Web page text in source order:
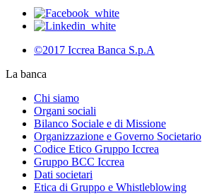
©2017 Iccrea Banca S.p.A
La banca
Chi siamo
Organi sociali
Bilanco Sociale e di Missione
Organizzazione e Governo Societario
Codice Etico Gruppo Iccrea
Gruppo BCC Iccrea
Dati societari
Etica di Gruppo e Whistleblowing